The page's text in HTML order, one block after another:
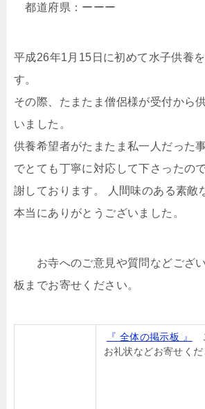
都道府県：ーーー
平成26年1月15日に初めて水子供養
す。
その際、たまたま僧侶様が受付から
いました。
供養希望者がたまたま私一人だった
でとても丁寧に対応して下さったの
謝しております。 人間味のある素敵
本当にありがとうございました。
お寺へのご意見や質問などござ
板までお寄せください。
『 全体の掲示板 』
お礼状などお寄せくだ